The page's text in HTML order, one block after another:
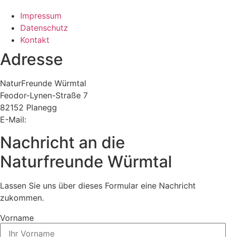
Impressum
Datenschutz
Kontakt
Adresse
NaturFreunde Würmtal
Feodor-Lynen-Straße 7
82152 Planegg
E-Mail:
Nachricht an die
Naturfreunde Würmtal
Lassen Sie uns über dieses Formular eine Nachricht
zukommen.
Vorname